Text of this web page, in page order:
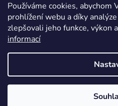
Používáme cookies, abychom
prohlížení webu a díky
zlepšovali jeho funkce, výkon
informací
Jiří